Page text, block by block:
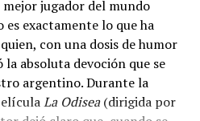
el propio Donald
mediática celebrando la
Social, donde agradeció
«revertir una gran
reaviva las críticas sobre la
Infantino y el presidente
jugador del mundo
es exactamente lo que ha
con una dosis de humor
absoluta devoción que se
argentino. Durante la
La Odisea(dirigida por